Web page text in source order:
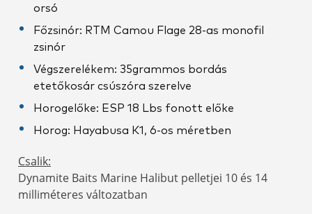
orsó
Főzsinór: RTM Camou Flage 28-as monofil
zsinór
Végszerelékem: 35grammos bordás
etetőkosár csúszóra szerelve
Horogelőke: ESP 18 Lbs fonott előke
Horog: Hayabusa K1, 6-os méretben
Csalik:
Dynamite Baits Marine Halibut pelletjei 10 és 14
milliméteres változatban